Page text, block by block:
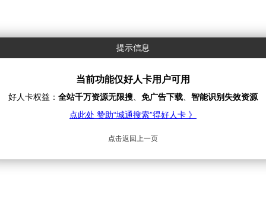
提示信息
当前功能仅好人卡用户可用
好人卡权益： 全站千万资源无限搜、 免广告下载、 智能识别失效资源
点此处 赞助“城通搜索”得好人卡 》
点击返回上一页